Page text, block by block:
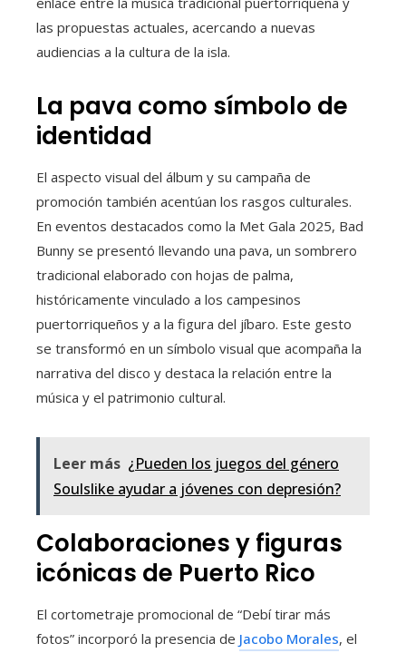
las propuestas actuales, acercando a nuevas
audiencias a la cultura de la isla.
La pava como símbolo de
identidad
El aspecto visual del álbum y su campaña de
promoción también acentúan los rasgos culturales.
En eventos destacados como la Met Gala 2025, Bad
Bunny se presentó llevando una pava, un sombrero
tradicional elaborado con hojas de palma,
históricamente vinculado a los campesinos
puertorriqueños y a la figura del jíbaro. Este gesto
se transformó en un símbolo visual que acompaña la
narrativa del disco y destaca la relación entre la
música y el patrimonio cultural.
Leer más ¿Pueden los juegos del género
Soulslike ayudar a jóvenes con depresión?
Colaboraciones y figuras
icónicas de Puerto Rico
El cortometraje promocional de “Debí tirar más
fotos” incorporó la presencia de Jacobo Morales, el